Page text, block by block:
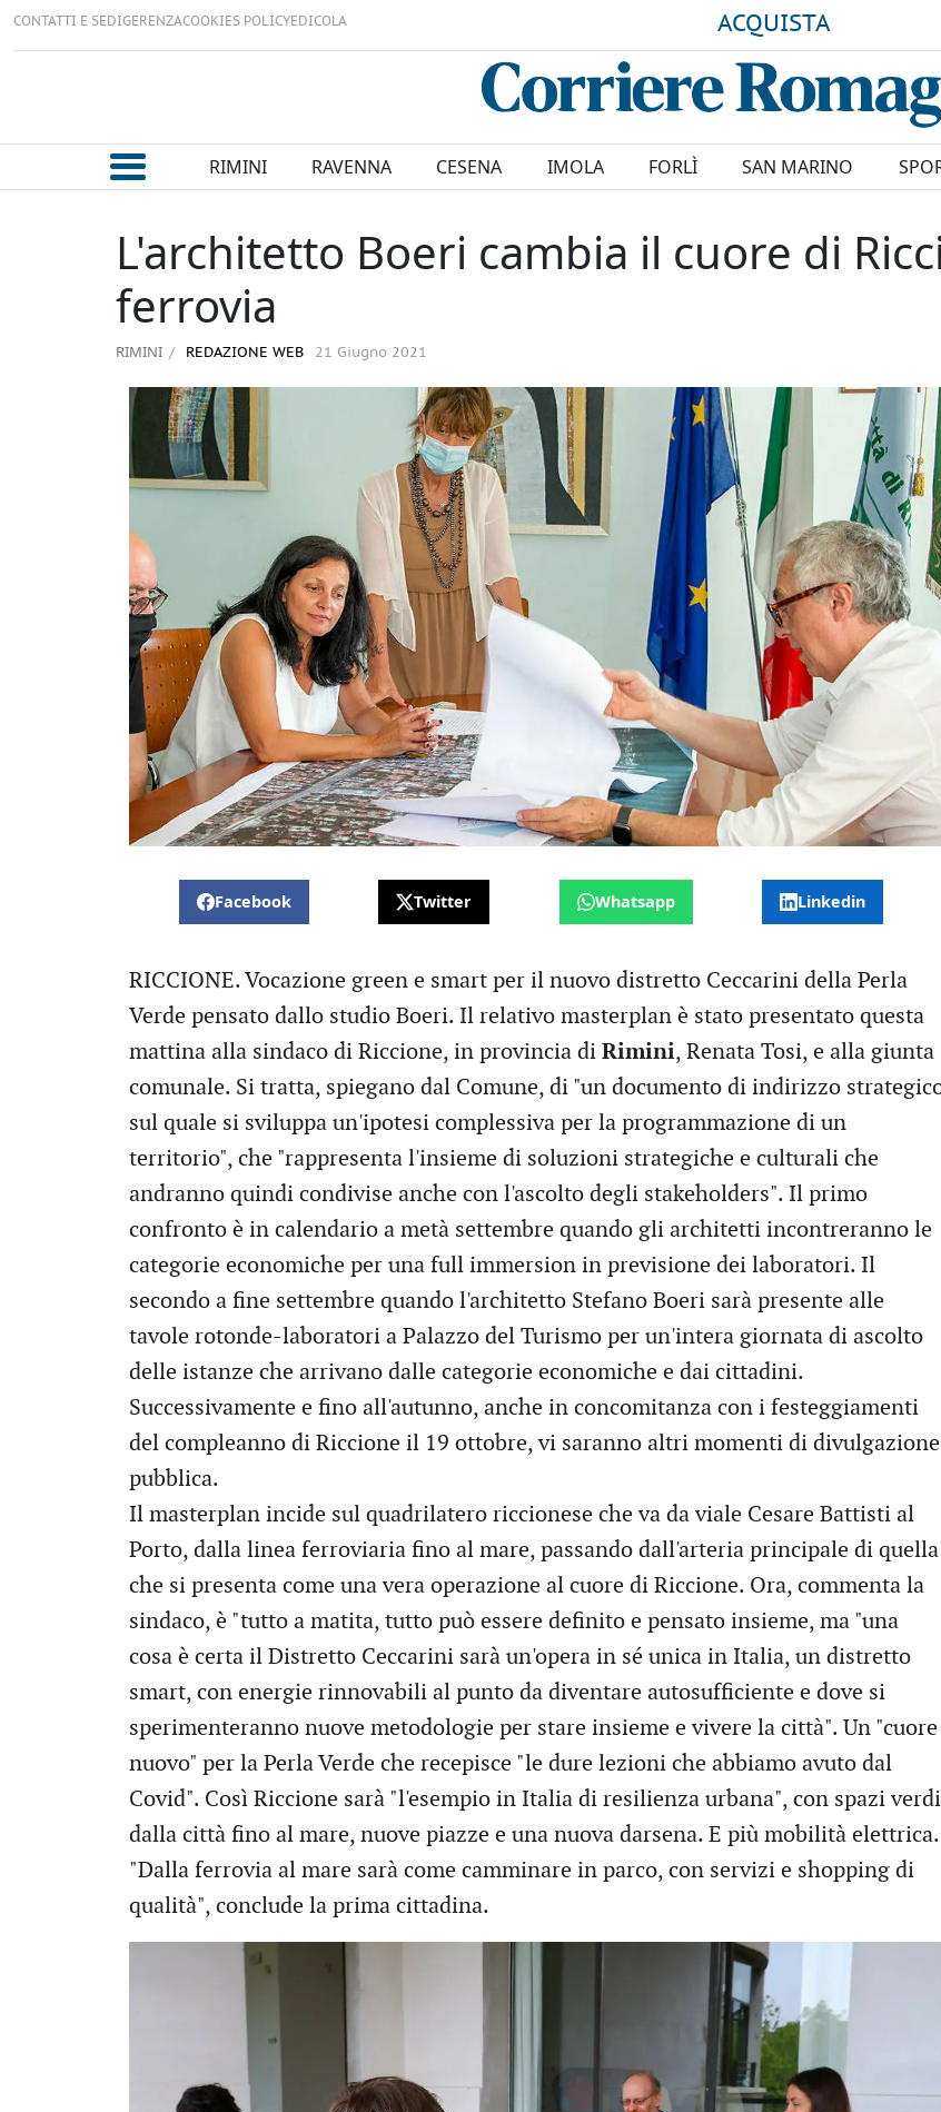
CONTATTI E SEDIGERENZACOOKIES POLICYEDICOLA ACQUISTA
RIMINI RAVENNA CESENA IMOLA FORLÌ SAN MARINO
L'architetto Boeri cambia il cuore di
ferrovia
RIMINI REDAZIONE WEB 21 Giugno 2021
Facebook Twitter Whatsapp Linkedin
RICCIONE. Vocazione green e smart per il nuovo distretto Ceccarini della Perla
Verde pensato dallo studio Boeri. Il relativo masterplan è stato presentato questa
mattina alla sindaco di Riccione, in provincia di Rimini, Renata Tosi, e alla giunta
comunale. Si tratta, spiegano dal Comune, di "un documento di indirizzo
sul quale si sviluppa un'ipotesi complessiva per la programmazione di un
territorio", che "rappresenta l'insieme di soluzioni strategiche e culturali che
andranno quindi condivise anche con l'ascolto degli stakeholders". Il primo
confronto è in calendario a metà settembre quando gli architetti incontreranno le
categorie economiche per una full immersion in previsione dei laboratori. Il
secondo a fine settembre quando l'architetto Stefano Boeri sarà presente alle
tavole rotonde-laboratori a Palazzo del Turismo per un'intera giornata di ascolto
delle istanze che arrivano dalle categorie economiche e dai cittadini.
Successivamente e fino all'autunno, anche in concomitanza con i festeggiamenti
del compleanno di Riccione il 19 ottobre, vi saranno altri momenti di divulgazione
pubblica.
Il masterplan incide sul quadrilatero riccionese che va da viale Cesare Battisti al
Porto, dalla linea ferroviaria fino al mare, passando dall'arteria principale di quella
che si presenta come una vera operazione al cuore di Riccione. Ora, commenta la
sindaco, è "tutto a matita, tutto può essere definito e pensato insieme, ma "una
cosa è certa il Distretto Ceccarini sarà un'opera in sé unica in Italia, un distretto
smart, con energie rinnovabili al punto da diventare autosufficiente e dove si
sperimenteranno nuove metodologie per stare insieme e vivere la città". Un "cuore
nuovo" per la Perla Verde che recepisce "le dure lezioni che abbiamo avuto dal
Covid". Così Riccione sarà "l'esempio in Italia di resilienza urbana", con spazi verdi
dalla città fino al mare, nuove piazze e una nuova darsena. E più mobilità elettrica.
"Dalla ferrovia al mare sarà come camminare in parco, con servizi e shopping di
qualità", conclude la prima cittadina.